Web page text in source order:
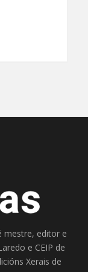
mestre, editor e
e CEIP de
Xerais de